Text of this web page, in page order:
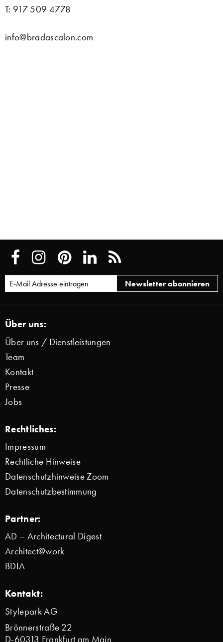
T: 917 509 4778
info@bradascalon.com
Über uns:
Über uns / Dienstleistungen
Team
Kontakt
Presse
Jobs
Rechtliches:
Impressum
Rechtliche Hinweise
Datenschutzhinweise Zoom
Datenschutzbestimmung
Partner:
AD – Architectural Digest
Architect@work
BDIA
Kontakt:
Stylepark AG
Brönnerstraße 22
D-60313 Frankfurt am Main